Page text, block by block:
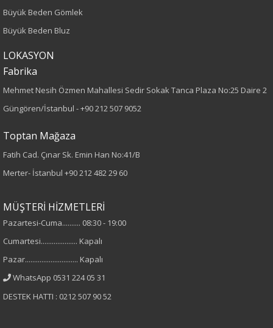
75
Örme
Desenli
Kumaş
%5 Elastan
Kadın
Kol Tipi
Büyük Beden Gömlek
Büyük Beden Bluz
LOKASYON
Fabrika
Mehmet Nesih Özmen Mahallesi Sedir Sokak Tanca Plaza No:25 Daire 2
Güngören/İstanbul -+90 212 507 9052
Toptan Mağaza
Fatih Cad. Çınar Sk. Emin Han No:41/B
Merter- İstanbul +90 212 482 29 60
MÜŞTERİ HİZMETLERİ
Pazartesi-Cuma.......... 08:30 - 19:00
Cumartesi.................... Kapalı
Pazar............................. Kapalı
WhatsApp 0531 224 05 31
DESTEK HATTI : 0212 507 90 52